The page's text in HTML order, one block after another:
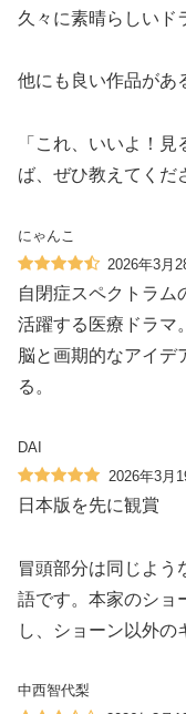
久々に素晴らしいド
他にも良い作品があ
「これ、いいよ！
ば、ぜひ教えてくだ
にゃんこ
2026年3月
自閉症スペクトラム
活躍する医療ドラマ
脳と画期的なアイデ
る。
DAI
2026年3月
日本版を先に観賞
冒頭部分は同じよう
語です。本家のショ
し、ショーン以外の
中西智代梨